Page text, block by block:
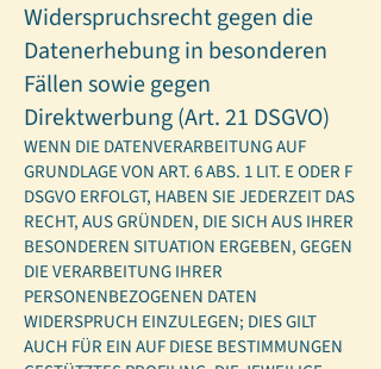
Widerspruchsrecht gegen die
Datenerhebung in besonderen
Fällen sowie gegen
Direktwerbung (Art. 21 DSGVO)
WENN DIE DATENVERARBEITUNG AUF
GRUNDLAGE VON ART. 6 ABS. 1 LIT. E ODER F
DSGVO ERFOLGT, HABEN SIE JEDERZEIT DAS
RECHT, AUS GRÜNDEN, DIE SICH AUS IHRER
BESONDEREN SITUATION ERGEBEN, GEGEN
DIE VERARBEITUNG IHRER
PERSONENBEZOGENEN DATEN
WIDERSPRUCH EINZULEGEN; DIES GILT
AUCH FÜR EIN AUF DIESE BESTIMMUNGEN